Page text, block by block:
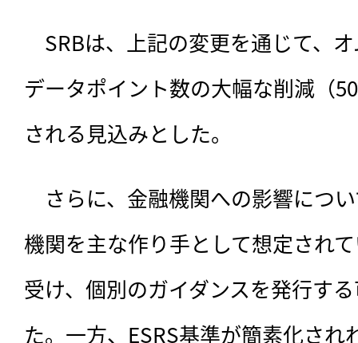
SRBは、上記の変更を通じて、
データポイント数の大幅な削減（
される見込みとした。
さらに、金融機関への影響につ
機関を主な作り手として想定され
受け、個別のガイダンスを発行す
た。一方、ESRS基準が簡素化さ